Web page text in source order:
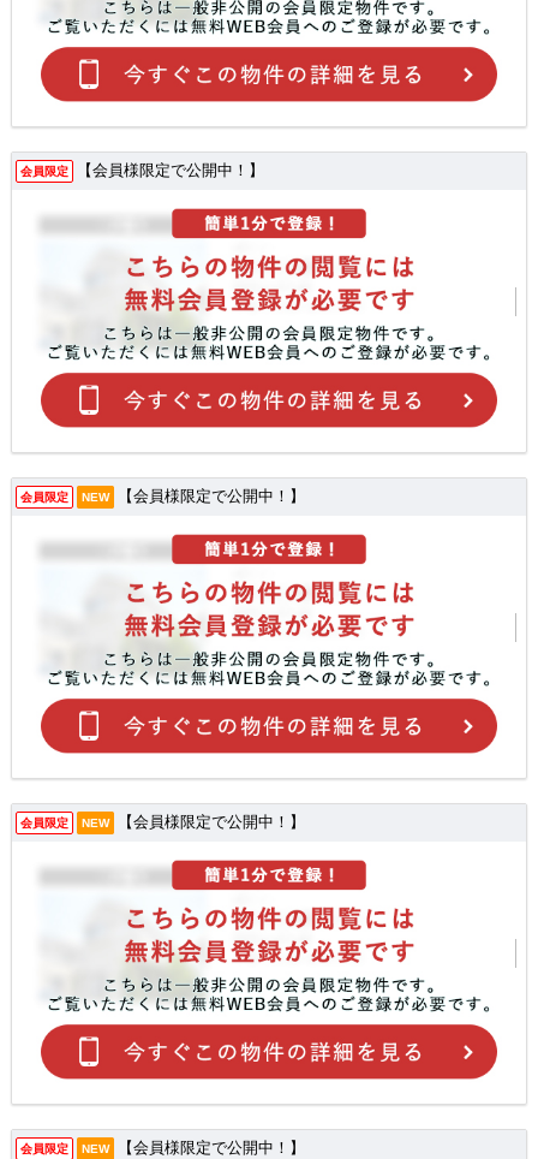
会員限定 【会員様限定で公開中！】
会員限定 NEW 【会員様限定で公開中！】
会員限定 NEW 【会員様限定で公開中！】
会員限定 NEW 【会員様限定で公開中！】